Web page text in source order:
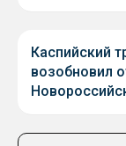
Каспийский
возобновил